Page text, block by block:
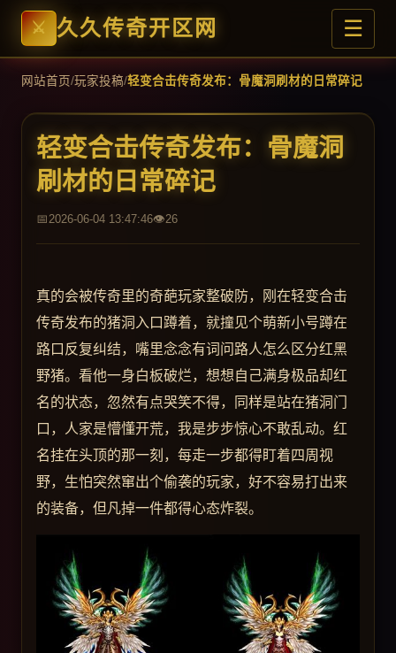
久久传奇开区网 ☰
网站首页/玩家投稿/轻变合击传奇发布：骨魔洞刷材的日常碎记
轻变合击传奇发布：骨魔洞
刷材的日常碎记
2026-06-04 13:47:46 26
真的会被传奇里的奇葩玩家整破防，刚在轻变合击
传奇发布的猪洞入口蹲着，就撞见个萌新小号蹲在
路口反复纠结，嘴里念念有词问路人怎么区分红黑
野猪。看他一身白板破烂，想想自己满身极品却红
名的状态，忽然有点哭笑不得，同样是站在猪洞门
口，人家是懵懂开荒，我是步步惊心不敢乱动。红
名挂在头顶的那一刻，每走一步都得盯着四周视
野，生怕突然窜出个偷袭的玩家，好不容易打出来
的装备，但凡掉一件都得心态炸裂。